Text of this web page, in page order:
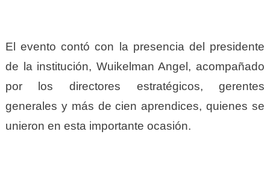
El evento contó con la presencia del presidente
de la institución, Wuikelman Angel, acompañado
por los directores estratégicos, gerentes
generales y más de cien aprendices, quienes se
unieron en esta importante ocasión.